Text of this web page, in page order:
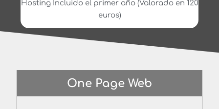
Hosting Incluido el primer año (Valorado en 120
euros)
One Page Web